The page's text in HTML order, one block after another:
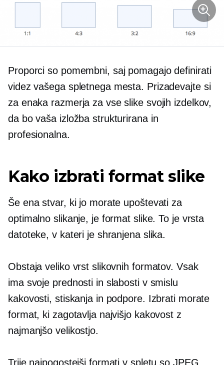
​​Proporci so pomembni, saj pomagajo definirati
videz vašega spletnega mesta. Prizadevajte si
za enaka razmerja za vse slike svojih izdelkov,
da bo vaša izložba strukturirana in
profesionalna.
Kako izbrati format slike
Še ena stvar, ki jo morate upoštevati za
optimalno slikanje, je format slike. To je vrsta
datoteke, v kateri je shranjena slika.
Obstaja veliko vrst slikovnih formatov. Vsak
ima svoje prednosti in slabosti v smislu
kakovosti, stiskanja in podpore. Izbrati morate
format, ki zagotavlja najvišjo kakovost z
najmanjšo velikostjo.
Trije najpogostejši formati v spletu so JPEG,